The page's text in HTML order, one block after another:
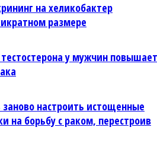
на хеликобактер
размере
у мужчин повышает
настроить истощенные
на борьбу с раком, перестроив